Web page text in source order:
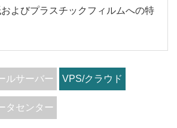
よびプラスチックフィルムへの特
ルサーバー VPS/クラウド
タセンター